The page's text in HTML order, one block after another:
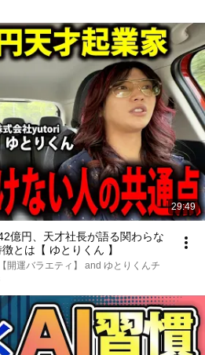
29:49
億円、天才社長が語る関わらな
とは【 ゆとりくん 】
開運バラエティ】 and ゆとりくんチ